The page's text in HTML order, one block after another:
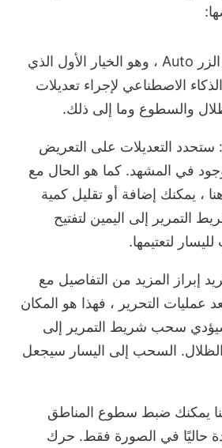
: سيحاول الزر Auto ، وهو الخيار الأول الذي
الاصطناعي لإجراء تعديلات
والسطوع وما إلى ذلك.
ستحدد التعديلات على التعريض
في المشهد. كما هو الحال مع
، يمكنك إضافة أو تقليل كمية
التمرير إلى اليمين لتفتيح
لتعتيمها.
إبراز المزيد من التفاصيل مع
عمليات التحرير ، فهذا هو المكان
سحب شريط التمرير إلى
السحب إلى اليسار سيجعل
يمكنك ضبط سطوع المناطق
حاليًا في الصورة فقط. حرك